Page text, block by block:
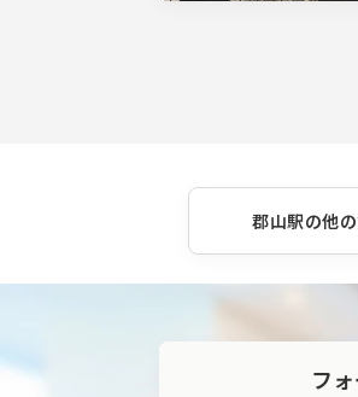
郡山駅の他
フ